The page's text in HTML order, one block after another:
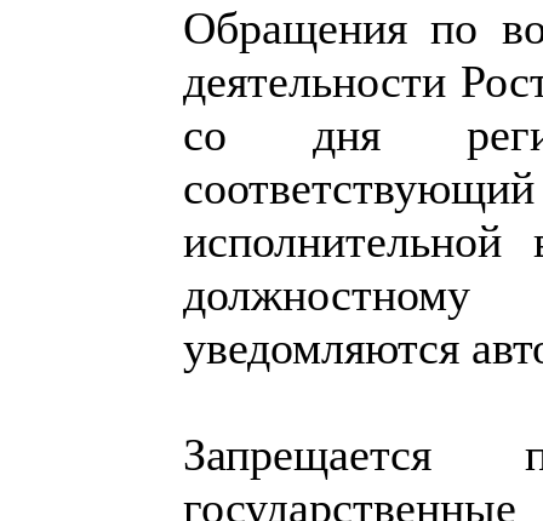
Обращения по
деятельности
со дня
уведомляются
Запрещается